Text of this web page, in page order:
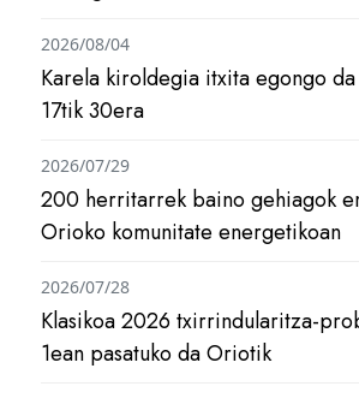
Karela kiroldegia itxita egongo
17tik 30era
2026/08/04
200 herritarrek baino gehiagok
Orioko komunitate energetikoan
2026/07/29
Klasikoa 2026 txirrindularitza-
1ean pasatuko da Oriotik
2026/07/28